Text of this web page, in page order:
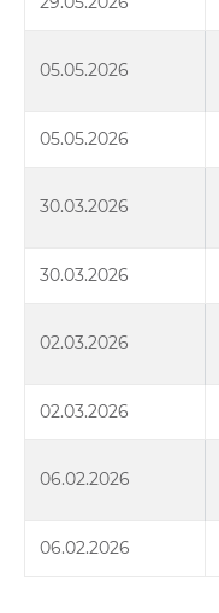
05.05.2026
05.05.2026
30.03.2026
30.03.2026
02.03.2026
02.03.2026
06.02.2026
06.02.2026